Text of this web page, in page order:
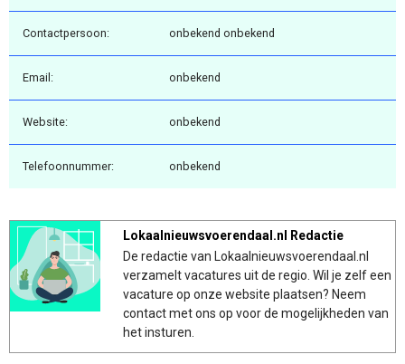
Contactpersoon: onbekend onbekend
Email: onbekend
Website: onbekend
Telefoonnummer: onbekend
Lokaalnieuwsvoerendaal.nl Redactie
De redactie van Lokaalnieuwsvoerendaal.nl
verzamelt vacatures uit de regio. Wil je zelf een
vacature op onze website plaatsen? Neem
contact met ons op voor de mogelijkheden van
het insturen.